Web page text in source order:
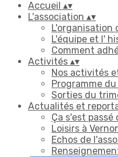
Accueil ▴▾
L'association ▴▾
L'organisation
L'équipe et l'
Comment
Activités ▴▾
Nos activités
Programme
Sorties du
Actualités et
Ça s'est passé
Loisirs à
Echos de